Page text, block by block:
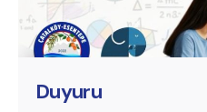
Posted by
murat.sozuak
Duyuru